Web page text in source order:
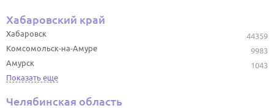
Хабаровский край
44359
Хабаровск
9983
Комсомольск-на-Амуре
1043
Амурск
Показать еще
Челябинская область